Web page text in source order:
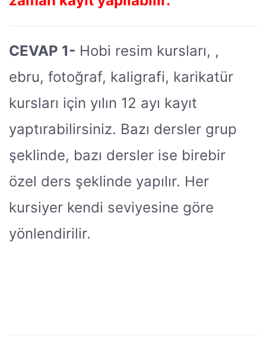
CEVAP 1- Hobi resim kursları, ,
ebru, fotoğraf, kaligrafi, karikatür
kursları için yılın 12 ayı kayıt
yaptırabilirsiniz. Bazı dersler grup
şeklinde, bazı dersler ise birebir
özel ders şeklinde yapılır. Her
kursiyer kendi seviyesine göre
yönlendirilir.